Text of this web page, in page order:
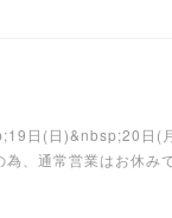
日(日)&nbsp;20日(
、通常営業はお休み